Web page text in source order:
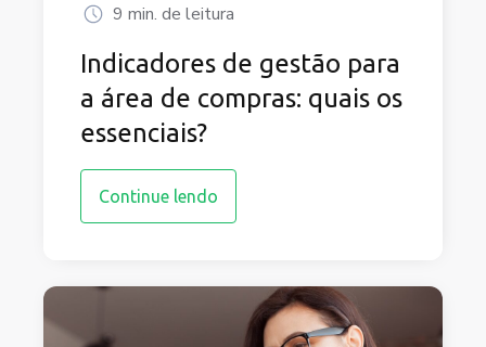
9 min. de leitura
Indicadores de gestão para
a área de compras: quais os
essenciais?
Continue lendo